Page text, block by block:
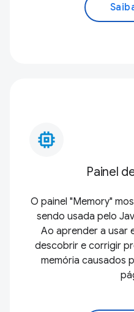
memory_alt
Painel
O painel "Memory"
sendo usada pelo
Ao aprender a usar
descobrir e corrigir
memória causados